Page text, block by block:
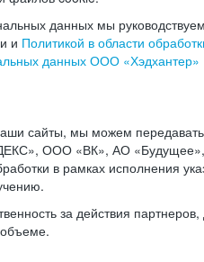
данных мы
и Политикой в области
данных ООО «Хэдхантер»
сайты, мы можем
ООО «ВК», АО
в рамках исполнения
за действия